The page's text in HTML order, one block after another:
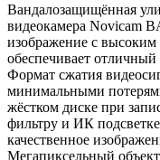
Вандалозащищённая
видеокамера Novicam
изображение с
обеспечивает
Формат сжатия
минимальными
жёстком диске при
фильтру и ИК
качественное
Мегапиксельный